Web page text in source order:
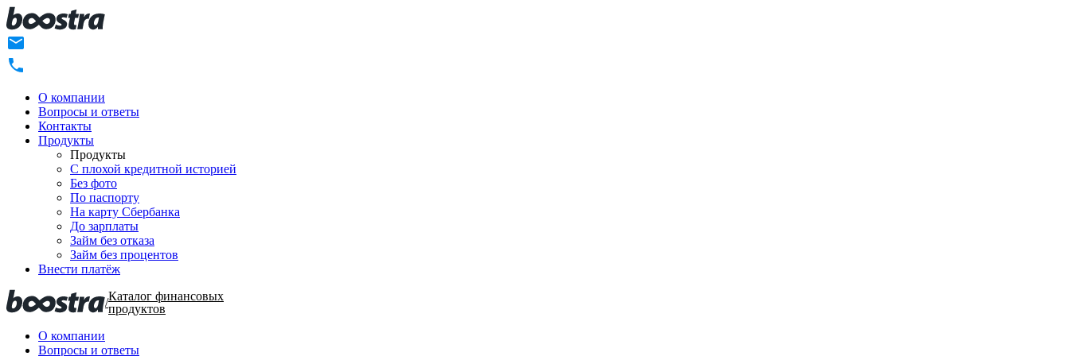
О компании
Вопросы и ответы
Контакты
Продукты
Продукты
C плохой кредитной историей
Без фото
По паспорту
На карту Сбербанка
До зарплаты
Займ без отказа
Займ без процентов
Внести платёж
/Каталог финансовых
продуктов
О компании
Вопросы и ответы